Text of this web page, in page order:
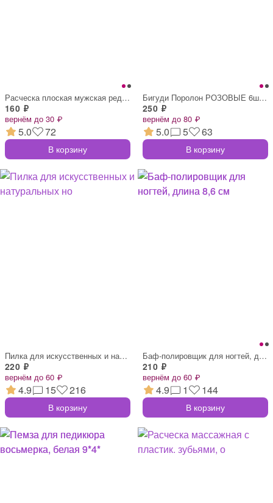
Расческа плоская мужская редкие частые з
160 ₽
вернём до 30 ₽
5.0 72
В корзину
Бигуди Поролон РОЗОВЫЕ 6шт Д2см длина 6,
250 ₽
вернём до 80 ₽
5.0 5 63
В корзину
Пилка для искусственных и натуральных но
220 ₽
вернём до 60 ₽
4.9 15 216
В корзину
Баф-полировщик для ногтей, длина 8,6 см
210 ₽
вернём до 60 ₽
4.9 1 144
В корзину